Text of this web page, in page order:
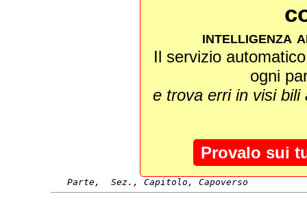
intelligenza
Il servizio
ogni
e trova erri in visi
Provalo sui
Parte,  Sez., Capitolo, Capoverso